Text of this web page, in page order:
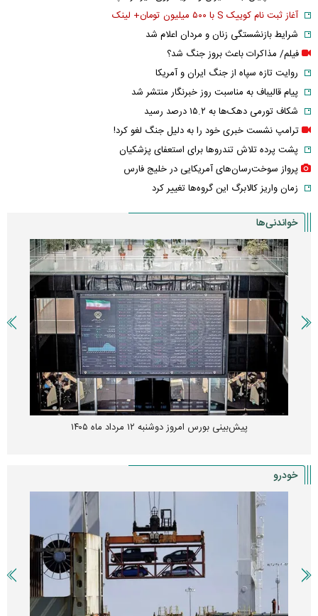
آغاز ثبت نام کوییک S با ۵۰۰ میلیون تومان+ لینک
شرایط بازنشستگی زنان و مردان اعلام شد
فیلم/ مذاکرات باعث بروز جنگ شد؟
روایت تازه سپاه از جنگ ایران و آمریکا
پیام قالیباف به مناسبت روز خبرنگار منتشر شد
شکاف تورمی دهک‌ها به ۱۵.۲ درصد رسید
ترامپ نشست خبری خود را به دلیل جنگ لغو کرد!
پشت پرده تلاش تندروها برای استعفای پزشکیان
پرواز سوخت‌رسان‌های آمریکایی در خلیج فارس
زمان واریز کالابرگ این گروه‌ها تغییر کرد
خواندنی‌ها
پیش‌بینی بورس امروز دوشنبه ۱۲ مرداد ماه ۱۴۰۵
خودرو